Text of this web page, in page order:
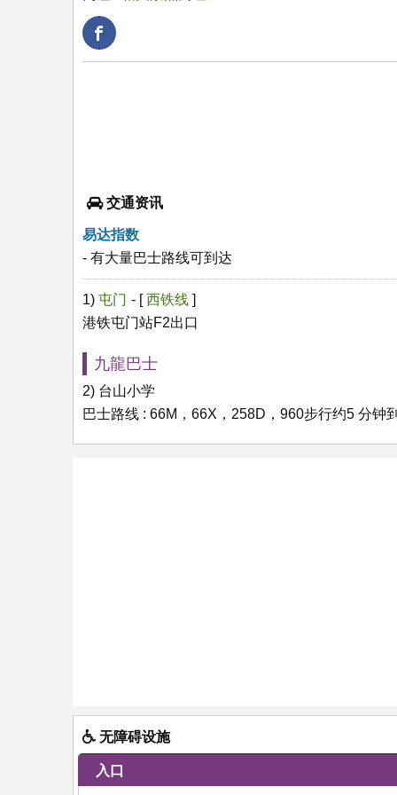
交通资讯
易达指数
- 有大量巴士路线可到达
1) 屯门 - [西铁线 ]
港铁屯门站F2出口
九龍巴士
2) 台山小学
巴士路线 : 66M，66X，258D，960步行约5 分钟
无障碍设施
入口